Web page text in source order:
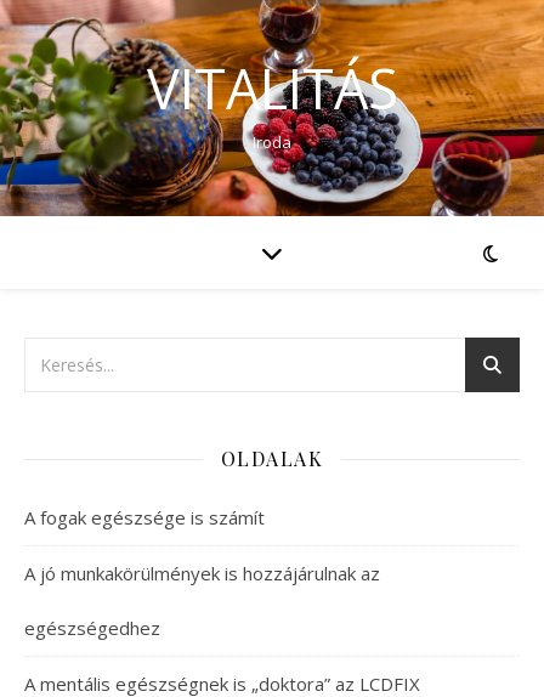
VITALITÁS
Iroda
OLDALAK
A fogak egészsége is számít
A jó munkakörülmények is hozzájárulnak az
egészségedhez
A mentális egészségnek is „doktora” az LCDFIX